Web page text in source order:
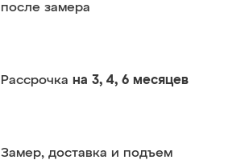
после замера
Рассрочка на 3, 4, 6 месяцев
Замер, доставка и подъем